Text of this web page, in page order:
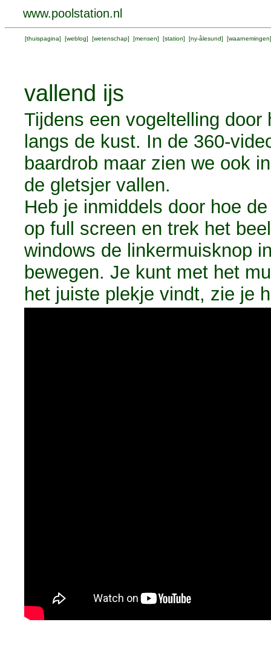
www.poolstation.nl
[thuispagina] [weblog] [wetenschap] [mensen] [station] [ny-ålesund] [waarnemingen
vallend ijs
Tijdens een vogeltelling
langs de kust. In de 360-
baardrob maar zien we ook
de gletsjer vallen.
Heb je inmiddels door hoe
op full screen en trek het
windows de linkermuisknop
bewegen. Je kunt met het
het juiste plekje vindt, zie je